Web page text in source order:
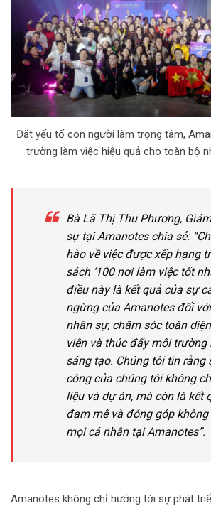
Đặt yếu tố con người làm trọng tâm,
trường làm việc hiệu quả cho toàn bộ
Bà Lã Thị Thu Phương,
sự tại Amanotes chia sẻ:
hào về việc được xếp hạng
sách ‘100 nơi làm việc tốt
điều này là kết quả của sự
ngừng của Amanotes đối
nhân sự, chăm sóc toàn
viên và thúc đẩy môi trường
sáng tạo. Chúng tôi tin rằng
công của chúng tôi không
liệu và dự án, mà còn là kết
đam mê và đóng góp
mọi cá nhân tại Amanotes”.
Amanotes không chỉ hướng tới sự phát